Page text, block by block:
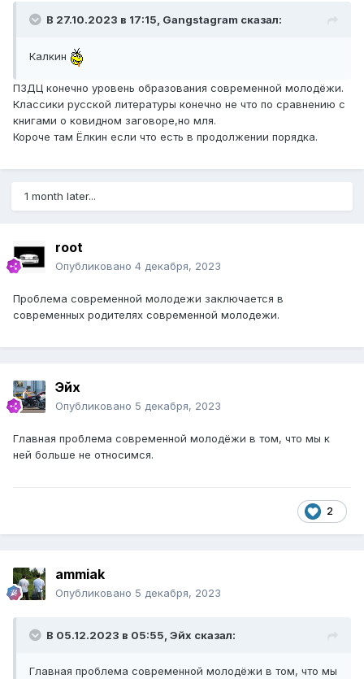
В 27.10.2023 в 17:15, Gangstagram сказал:
Калкин
ПЗДЦ конечно уровень образования современной молодёжи.
Классики русской литературы конечно не что по сравнению с
книгами о ковидном заговоре,но мля.
Короче там Ёлкин если что есть в продолжении порядка.
1 month later...
root
Опубликовано 4 декабря, 2023
Проблема современной молодежи заключается в
современных родителях современной молодежи.
Эйх
Опубликовано 5 декабря, 2023
Главная проблема современной молодёжи в том, что мы к
ней больше не относимся.
2
ammiak
Опубликовано 5 декабря, 2023
В 05.12.2023 в 05:55, Эйх сказал:
Главная проблема современной молодёжи в том, что мы